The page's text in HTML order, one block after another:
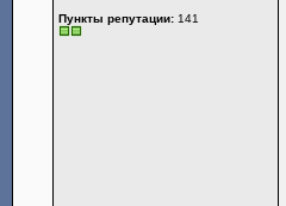
Пункты репутации: 141